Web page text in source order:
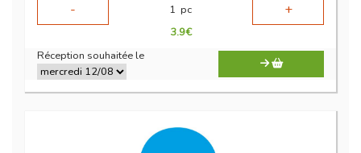
-
1 pc +
3.9€
Réception souhaitée le